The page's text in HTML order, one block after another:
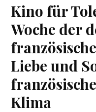
Kino für
Woche der
Liebe und
Klima